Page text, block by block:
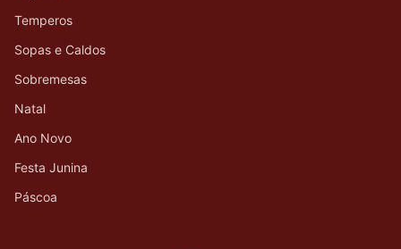
Temperos
Sopas e Caldos
Sobremesas
Natal
Ano Novo
Festa Junina
Páscoa